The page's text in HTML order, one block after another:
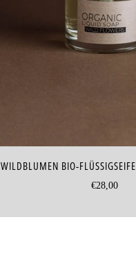
WILDBLUMEN BIO-
€28,00